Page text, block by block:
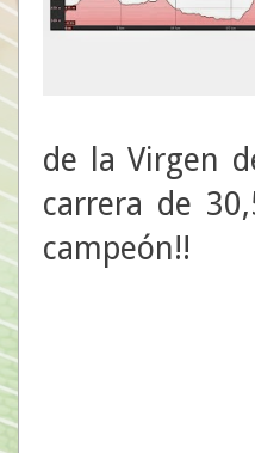
de la Virgen
carrera de
campeón!!